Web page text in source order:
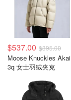
$537.00 $895.00
Moose Knuckles Akai
3q 女士羽绒夹克